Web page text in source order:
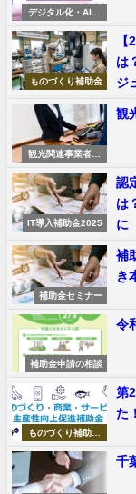
デジタル化・AI補
ものづくり補助金
は
ジ
観光関連事業者デ
観
IT導入補助金2025
認
は
に
補助金セミナー
補
き
補助金申請の相談
令
ものづくり補助金
第
た！
千